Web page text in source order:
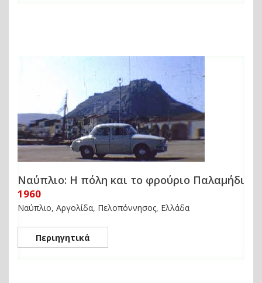
Ναύπλιο: Η πόλη και το φρούριο Παλαμήδι
1960
Ναύπλιο, Αργολίδα, Πελοπόννησος, Ελλάδα
Περιηγητικά